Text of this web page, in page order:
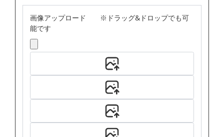
画像アップロード ※ドラッグ&ドロップでも可
能です